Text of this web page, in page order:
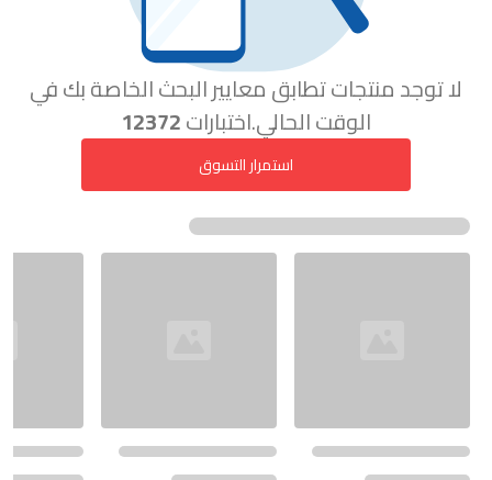
لا توجد منتجات تطابق معايير البحث الخاصة بك في
الوقت الحالي.اختبارات12372
استمرار التسوق